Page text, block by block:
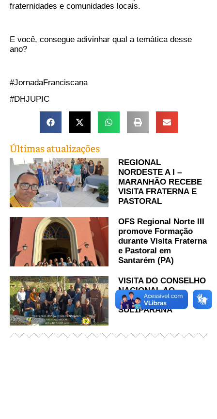
fraternidades e comunidades locais.
E você, consegue adivinhar qual a temática desse
ano?
#JornadaFranciscana
#DHJUPIC
Últimas atualizações
REGIONAL
NORDESTE A I –
MARANHÃO RECEBE
VISITA FRATERNA E
PASTORAL
OFS Regional Norte III
promove Formação
durante Visita Fraterna
e Pastoral em
Santarém (PA)
VISITA DO CONSELHO
NACIONAL AO
REGIONAL
SUL1PARANA